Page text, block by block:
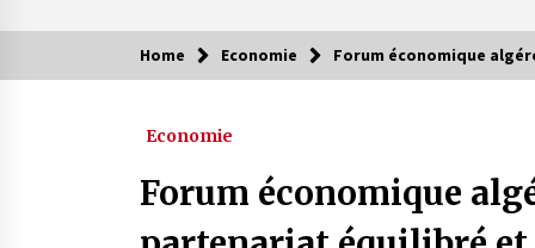
Contes de chez nous
4 ans ago
Home Economie Forum économique
Economie
Forum économique